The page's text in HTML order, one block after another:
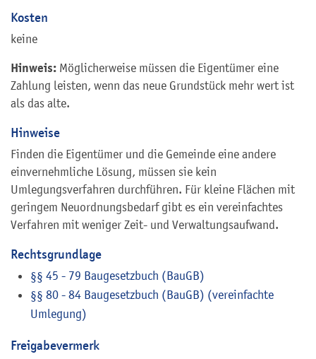
Kosten
keine
Hinweis: Möglicherweise müssen die Eigentümer eine
Zahlung leisten, wenn das neue Grundstück mehr wert ist
als das alte.
Hinweise
Finden die Eigentümer und die Gemeinde eine andere
einvernehmliche Lösung, müssen sie kein
Umlegungsverfahren durchführen. Für kleine Flächen mit
geringem Neuordnungsbedarf gibt es ein vereinfachtes
Verfahren mit weniger Zeit- und Verwaltungsaufwand.
Rechtsgrundlage
§§ 45 - 79 Baugesetzbuch (BauGB)
§§ 80 - 84 Baugesetzbuch (BauGB) (vereinfachte
Umlegung)
Freigabevermerk